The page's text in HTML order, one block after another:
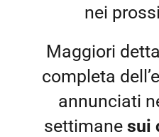
nei
Maggiori
completa
annunciati
settimane sui